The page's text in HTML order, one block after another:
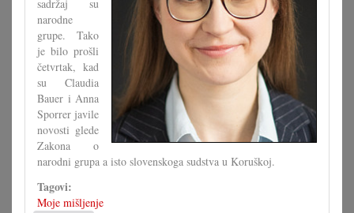
sadržaj su
narodne
grupe. Tako
je bilo prošli
četvrtak, kad
su Claudia
Bauer i Anna
Sporrer javile
novosti glede
Zakona o
narodni grupa a isto slovenskoga sudstva u Koruškoj.
Tagovi:
Moje mišljenje